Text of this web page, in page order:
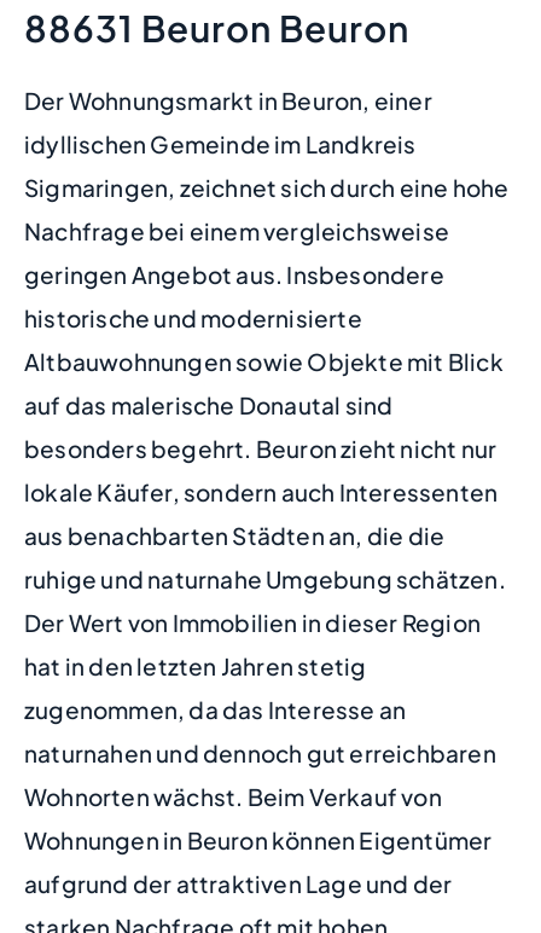
88631 Beuron Beuron
Der Wohnungsmarkt in Beuron, einer
idyllischen Gemeinde im Landkreis
Sigmaringen, zeichnet sich durch eine hohe
Nachfrage bei einem vergleichsweise
geringen Angebot aus. Insbesondere
historische und modernisierte
Altbauwohnungen sowie Objekte mit Blick
auf das malerische Donautal sind
besonders begehrt. Beuron zieht nicht nur
lokale Käufer, sondern auch Interessenten
aus benachbarten Städten an, die die
ruhige und naturnahe Umgebung schätzen.
Der Wert von Immobilien in dieser Region
hat in den letzten Jahren stetig
zugenommen, da das Interesse an
naturnahen und dennoch gut erreichbaren
Wohnorten wächst. Beim Verkauf von
Wohnungen in Beuron können Eigentümer
aufgrund der attraktiven Lage und der
starken Nachfrage oft mit hohen